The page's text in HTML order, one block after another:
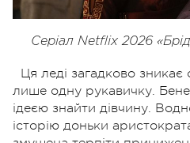
Серіал Netflix 2026
Ця леді загадково
лише одну рукавичку.
ідеєю знайти дівчину.
історію доньки